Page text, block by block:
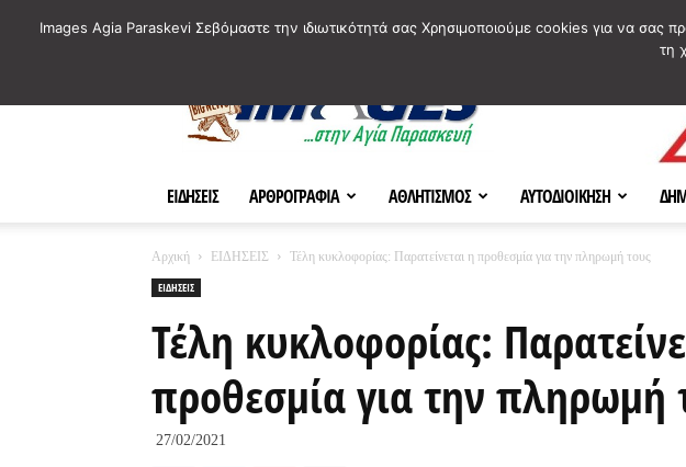
ΕΙΔΗΣΕΙΣ ΑΡΘΡΟΓΡΑΦΙΑ ΑΘΛΗΤΙΣΜΟΣ ΑΥΤΟΔΙΟΙΚΗΣΗ
Αρχική ΕΙΔΗΣΕΙΣ
Τέλη κυκλοφορίας: Παρατείνεται η προθεσμία για την πληρωμή τους
ΕΙΔΗΣΕΙΣ
Τέλη κυκλοφορίας:
προθεσμία για την πληρωμή
27/02/2021
Images Agia Paraskevi Σεβόμαστε την ιδιωτικότητά σας Χρησιμοποιούμε cookies για να σας
τη